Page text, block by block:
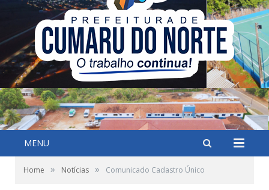
MENU
Home » Notícias » Comunicado Cadastro Único